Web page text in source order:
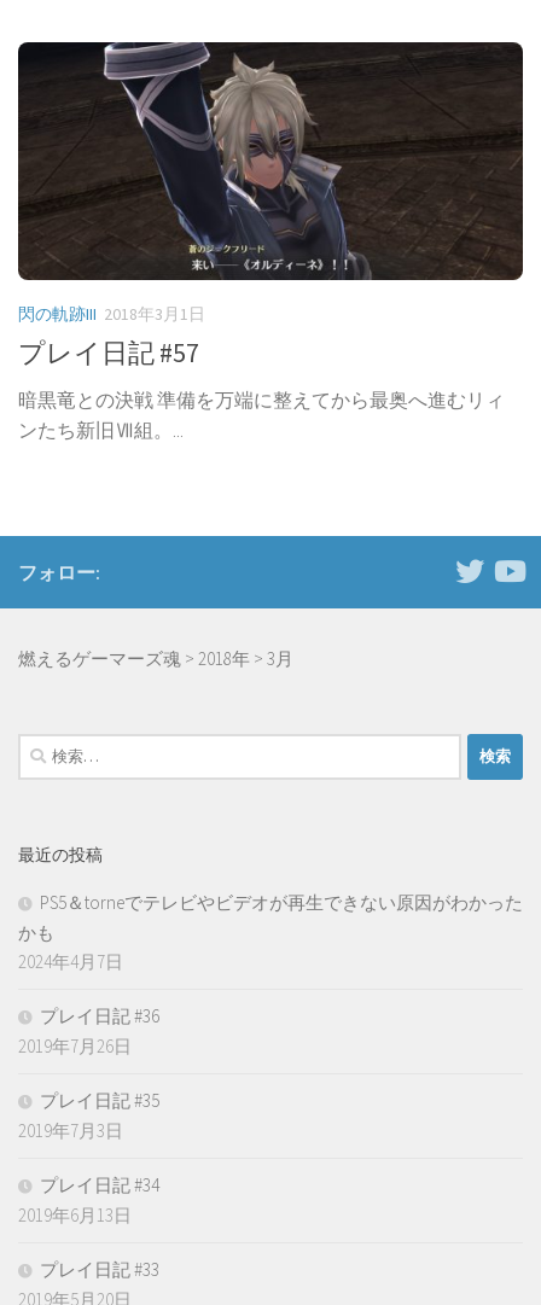
閃の軌跡III 2018年3月1日
プレイ日記 #57
暗黒竜との決戦 準備を万端に整えてから最奥へ進むリィ
ンたち新旧Ⅶ組。...
フォロー:
燃えるゲーマーズ魂 > 2018年 > 3月
検
索:
最近の投稿
PS5＆torneでテレビやビデオが再生できない原因がわかった
かも
2024年4月7日
プレイ日記 #36
2019年7月26日
プレイ日記 #35
2019年7月3日
プレイ日記 #34
2019年6月13日
プレイ日記 #33
2019年5月20日